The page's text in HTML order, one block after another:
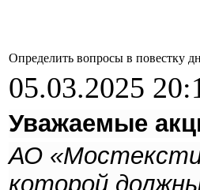
Определить вопросы в повестку
05.03.2025
Уважаемые
АО
которой